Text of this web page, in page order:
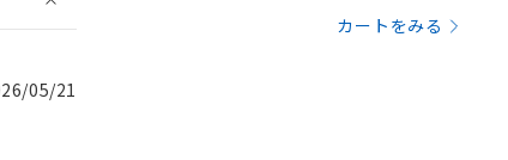
05/21
カートをみる